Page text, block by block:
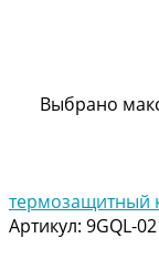
Выбрано
термозащитный
Артикул: 9GQL-